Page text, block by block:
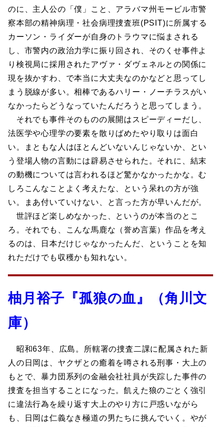
のに、主人公の「僕」こと、アラバマ州モービル市警
察本部の精神病理・社会病理捜査班(PSIT)に所属する
カーソン・ライダーが自身のトラウマに悩まされる
し、市警内の政治力学に振り回され、そのくせ事件よ
り検視局に採用されたアヴァ・ダヴェネルとの関係に
現を抜かすわ、で本当に大丈夫なのかなどと思ってし
まう脱線が多い。相棒であるハリー・ノーチラスがい
なかったらどうなっていたんだろうと思ってしまう。
それでも事件そのものの展開はスピーディーだし、
法医学や心理学の要素を散りばめたやり取りは面白
い。まともな人はほとんどいないんじゃないか、とい
う登場人物の言動には辟易させられた。それに、結末
の動機については言われるほど驚かなかったかな。む
しろこんなことよく考えたな、という呆れの方が強
い。まあ付いていけない、と言った方が早いんだが。
世評ほど楽しめなかった、というのが本当のとこ
ろ。それでも、こんな馬鹿な（誉め言葉）作品を考え
るのは、日本だけじゃなかったんだ、ということを知
れただけでも収穫かも知れない。
柚月裕子『孤狼の血』（角川文
庫）
昭和63年、広島。所轄署の捜査二課に配属された新
人の日岡は、ヤクザとの癒着を噂される刑事・大上の
もとで、暴力団系列の金融会社社員が失踪した事件の
捜査を担当することになった。飢えた狼のごとく強引
に違法行為を繰り返す大上のやり方に戸惑いながら
も、日岡は仁義なき極道の男たちに挑んでいく。やが